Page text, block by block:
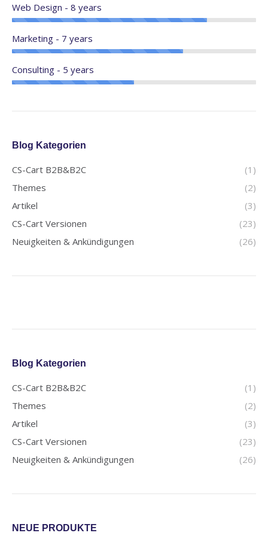
Web Design - 8 years
Marketing - 7 years
Consulting - 5 years
Blog Kategorien
CS-Cart B2B&B2C
(1)
Themes
(2)
Artikel
(3)
CS-Cart Versionen
(23)
Neuigkeiten & Ankündigungen
(26)
Blog Kategorien
CS-Cart B2B&B2C
(1)
Themes
(2)
Artikel
(3)
CS-Cart Versionen
(23)
Neuigkeiten & Ankündigungen
(26)
NEUE PRODUKTE